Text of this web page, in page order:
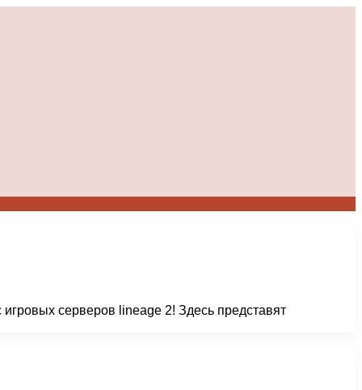
серверов lineage 2! Здесь представят